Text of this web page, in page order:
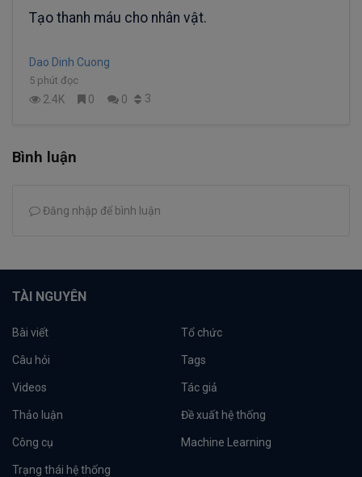
Tạo thanh máu cho nhân vật.
Dao Dinh Cuong
5 phút đọc
2.4K 0 0 3
Bình luận
Đăng nhập để bình luận
TÀI NGUYÊN
Bài viết Tổ chức
Câu hỏi Tags
Videos Tác giả
Thảo luận Đề xuất hệ thống
Công cụ Machine Learning
Trạng thái hệ thống